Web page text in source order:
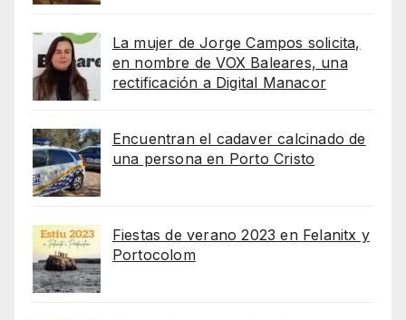
La mujer de Jorge Campos solicita,
en nombre de VOX Baleares, una
rectificación a Digital Manacor
Encuentran el cadaver calcinado de
una persona en Porto Cristo
Fiestas de verano 2023 en Felanitx y
Portocolom